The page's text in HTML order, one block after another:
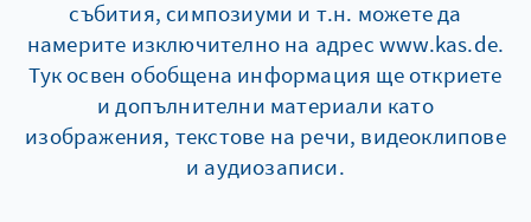
събития, симпозиуми и т.н. можете да
намерите изключително на адрес www.kas.de.
Тук освен обобщена информация ще откриете
и допълнителни материали като
изображения, текстове на речи, видеоклипове
и аудиозаписи.